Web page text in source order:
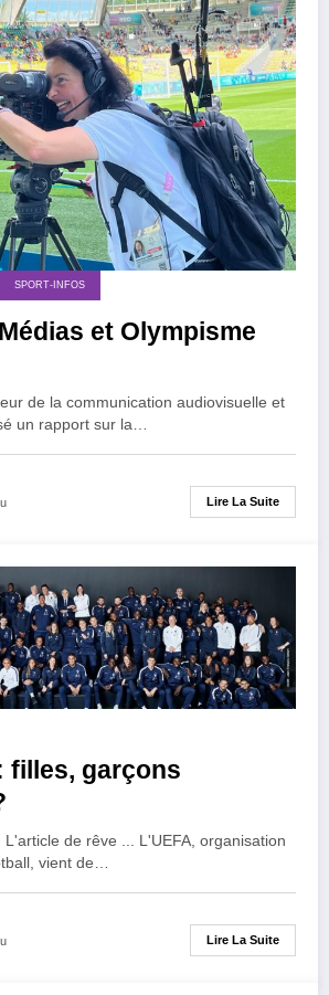
SPORT-INFOS
et Olympisme
de la communication audiovisuelle et
un rapport sur la…
Lire La Suite
filles, garçons
de rêve ... L'UEFA, organisation
vient de…
Lire La Suite